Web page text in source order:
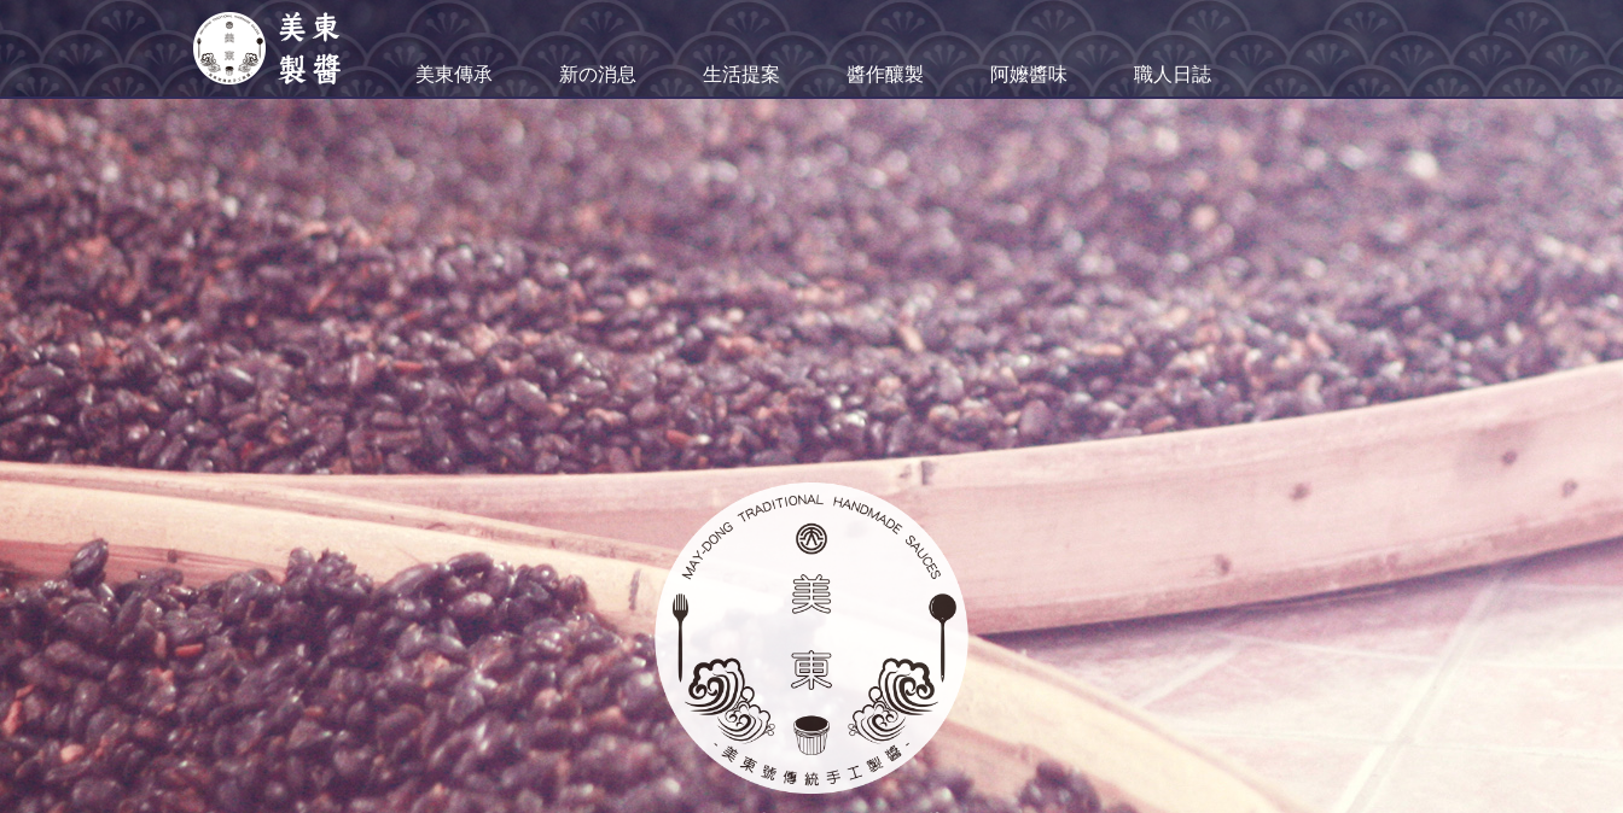
美東傳承 新の消息 生活提案 醬作釀製 阿嬤醬味 職人日誌
世代傳承 醬油故事 老灶歷史 美東農園
看看美東最近有什麼新動態呢？
產品介紹 頂級醬油
精彩生活：完整紀錄最溫暖的家庭美味樸實風趣的生活紀錄